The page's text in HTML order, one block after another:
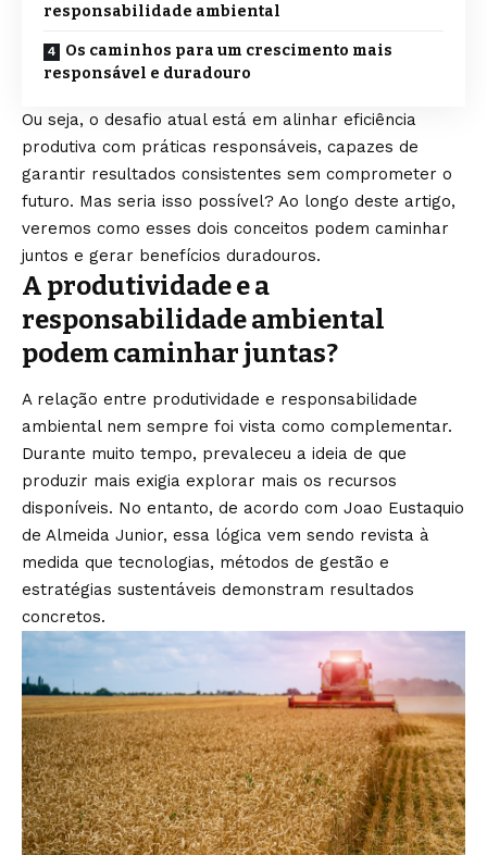
responsabilidade ambiental
Os caminhos para um crescimento mais
responsável e duradouro
Ou seja, o desafio atual está em alinhar eficiência
produtiva com práticas responsáveis, capazes de
garantir resultados consistentes sem comprometer o
futuro. Mas seria isso possível? Ao longo deste artigo,
veremos como esses dois conceitos podem caminhar
juntos e gerar benefícios duradouros.
A produtividade e a
responsabilidade ambiental
podem caminhar juntas?
A relação entre produtividade e responsabilidade
ambiental nem sempre foi vista como complementar.
Durante muito tempo, prevaleceu a ideia de que
produzir mais exigia explorar mais os recursos
disponíveis. No entanto, de acordo com Joao Eustaquio
de Almeida Junior, essa lógica vem sendo revista à
medida que tecnologias, métodos de gestão e
estratégias sustentáveis demonstram resultados
concretos.